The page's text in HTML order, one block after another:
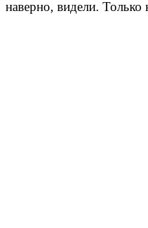
наверно, видели. Только